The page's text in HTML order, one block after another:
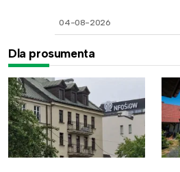
04-08-2026
Dla prosumenta